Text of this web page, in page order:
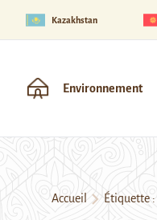
Kazakhstan
Environnement
Accueil Étiquette :